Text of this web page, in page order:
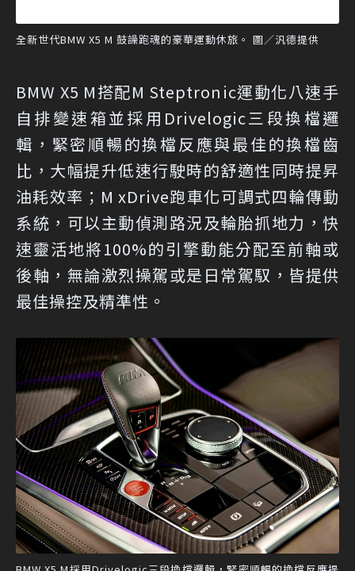
全新世代BMW X5 M 鼓譟跑魂的豪華運動休旅。 圖／汎德提供
BMW X5 M搭配M Steptronic運動化八速手
自排變速箱並採用Drivelogic三段換檔邏
輯，緊密順暢的換檔反應與最佳的換檔齒
比，大幅提升低速行駛時的舒適性同時提昇
油耗效率；M xDrive跑車化可調式四輪傳動
系統，可以主動偵測路況及輪胎抓地力，快
速靈活地將100%的引擎動能分配至前軸或
後軸，無論激烈操駕或是日常駕馭，皆提供
最佳操控及精準性。